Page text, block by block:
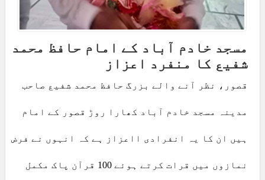
مسجد خادم آباد کے امام حافظ محمد
شفیع کا منفرد اعزاز
قصور، نظر آنے والے بزرگ حافظ محمد شفیع صاحب
مدینہ مسجد خادم آباد کھارا روڑ قصور کے امام
ہیں ان کا یہ انفرادی ااعزاز ہے کہ انہوں نے فرض
نمازوں میں قرات کرتے ہوئے 100 قرآن پاک مکمل